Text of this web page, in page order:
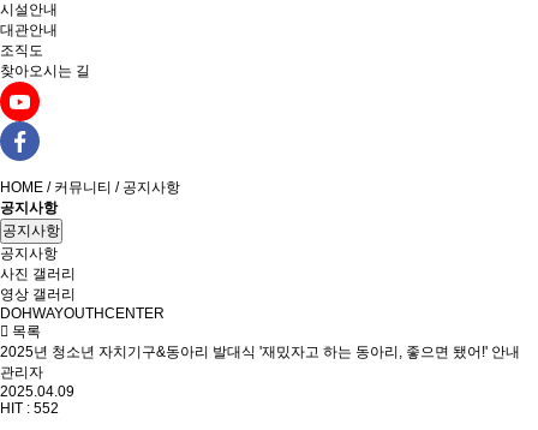
시설안내
대관안내
조직도
찾아오시는 길
HOME / 커뮤니티 / 공지사항
공지사항
공지사항
공지사항
사진 갤러리
영상 갤러리
DOHWAYOUTHCENTER
목록
2025년 청소년 자치기구&동아리 발대식 '재밌자고 하는 동아리, 좋으면 됐어!' 안내
관리자
2025.04.09
HIT : 552